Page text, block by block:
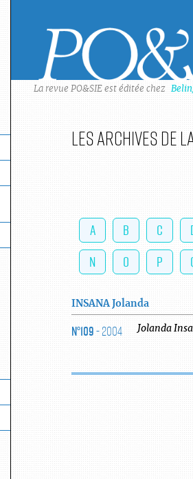
La revue PO&SIE est éditée chez
Les archives de
A B C
N
O P
INSANA Jolanda
N°109- 2004 Jolanda